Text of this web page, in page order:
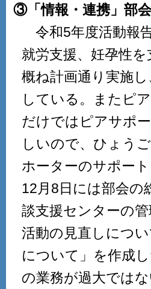
③「情報・連携」部
令和5年度活動報
就労支援、妊孕性
概ね計画通り実施
している。またピ
だけではピアサポ
しいので、ひょう
ホーターのサポー
12月8日には部会の
談支援センターの
活動の見直しにつ
について」を作成
の業務が過大では